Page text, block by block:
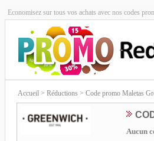
Economisez sur tous vos achats avec nos codes
Accueil > Réductions > Code promo Maletas
Aucun